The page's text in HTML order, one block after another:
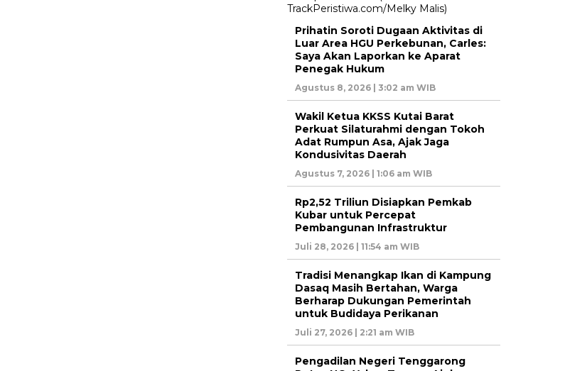
Prihatin Soroti Dugaan Aktivitas di
Luar Area HGU Perkebunan, Carles:
Saya Akan Laporkan ke Aparat
Penegak Hukum
Agustus 8, 2026 | 3:02 am WIB
Wakil Ketua KKSS Kutai Barat
Perkuat Silaturahmi dengan Tokoh
Adat Rumpun Asa, Ajak Jaga
Kondusivitas Daerah
Agustus 7, 2026 | 1:06 am WIB
Rp2,52 Triliun Disiapkan Pemkab
Kubar untuk Percepat
Pembangunan Infrastruktur
Juli 28, 2026 | 11:54 am WIB
Tradisi Menangkap Ikan di Kampung
Dasaq Masih Bertahan, Warga
Berharap Dukungan Pemerintah
untuk Budidaya Perikanan
Juli 27, 2026 | 2:21 am WIB
Pengadilan Negeri Tenggarong